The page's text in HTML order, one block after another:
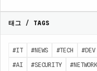
태그 / TAGS
#IT #NEWS #TECH #DEV
#AI #SECURITY #NETWORK